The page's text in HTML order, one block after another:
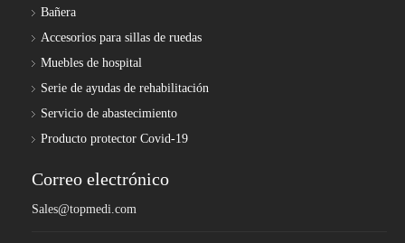
Bañera
Accesorios para sillas de ruedas
Muebles de hospital
Serie de ayudas de rehabilitación
Servicio de abastecimiento
Producto protector Covid-19
Correo electrónico
Sales@topmedi.com